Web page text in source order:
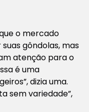
o mercado
gôndolas, mas
atenção para o
é uma
dizia uma.
sem variedade”,